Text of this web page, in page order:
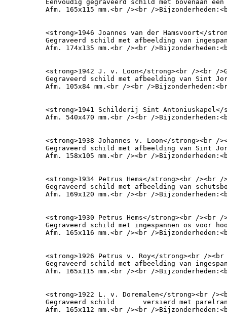
Eenvoudig gegraveerd schild met bovenaan
Afm. 165x115 mm.<br /><br /
<strong>1946 Joannes van der Hamsvoort</
Gegraveerd schild met afbeelding van
Afm. 174x135 mm.<br /><br /
<strong>1942 J. v. Loon</strong><br /
Gegraveerd schild met afbeelding van Sint
Afm. 105x84 mm.<br /><br /
<strong>1941 Schilderij Sint
Afm. 540x470 mm.<br /><br /
<strong>1938 Johannes v. Loon</
Gegraveerd schild met afbeelding van Sint
Afm. 158x105 mm.<br /><br /
<strong>1934 Petrus Hems</strong><br /
Gegraveerd schild met afbeelding van
Afm. 169x120 mm.<br /><br /
<strong>1930 Petrus Hems</strong><br /
Gegraveerd schild met ingespannen os voor
Afm. 165x116 mm.<br /><br /
<strong>1926 Petrus v. Roy</strong><br /
Gegraveerd schild met afbeelding van
Afm. 165x115 mm.<br /><br /
<strong>1922 L. v. Doremalen</strong><br
Gegraveerd schild 	versierd met parelrand en afbeelding van twee klompenmakers.
Afm. 165x112 mm.<br /><br /